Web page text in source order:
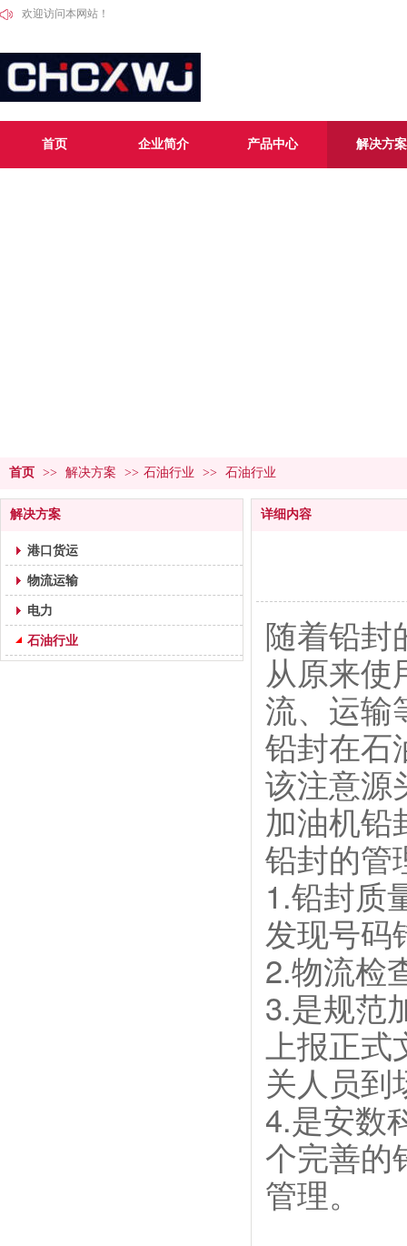
欢迎访问本网站！
首页 企业简介 产品中心 解决方案
首页 >> 解决方案 >> 石油行业 >> 石油行业
解决方案
港口货运
物流运输
电力
石油行业
详细内容
随着铅封
从原来使
流、运输
铅封在石
该注意源
加油机铅
铅封的管
1.铅封质
发现号码
2.物流检
3.是规范
上报正式
关人员到
4.是安数
个完善的
管理。